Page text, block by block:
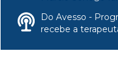
Do Avesso -
recebe a